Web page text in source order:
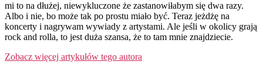
mi to na dłużej, niewykluczone że zastanowiłabym się dwa razy.
Albo i nie, bo może tak po prostu miało być. Teraz jeżdżę na
koncerty i nagrywam wywiady z artystami. Ale jeśli w okolicy grają
rock and rolla, to jest duża szansa, że to tam mnie znajdziecie.
Zobacz więcej artykułów tego autora